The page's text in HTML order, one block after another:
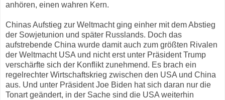
anhören, einen wahren Kern.
Chinas Aufstieg zur Weltmacht ging einher mit dem Abstieg
der Sowjetunion und später Russlands. Doch das
aufstrebende China wurde damit auch zum größten Rivalen
der Weltmacht USA und nicht erst unter Präsident Trump
verschärfte sich der Konflikt zunehmend. Es brach ein
regelrechter Wirtschaftskrieg zwischen den USA und China
aus. Und unter Präsident Joe Biden hat sich daran nur die
Tonart geändert, in der Sache sind die USA weiterhin